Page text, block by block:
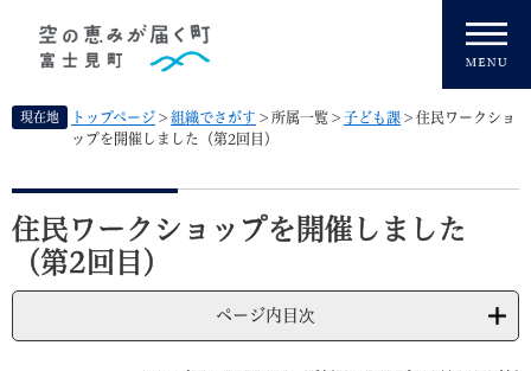
先
す
現在地 トップページ > 組織でさがす > 所属一覧 > 子ども課 > 住民ワークショ
ップを開催しました（第2回目）
本
文
住民ワークショップを開催しました
（第2回目）
ページ内目次